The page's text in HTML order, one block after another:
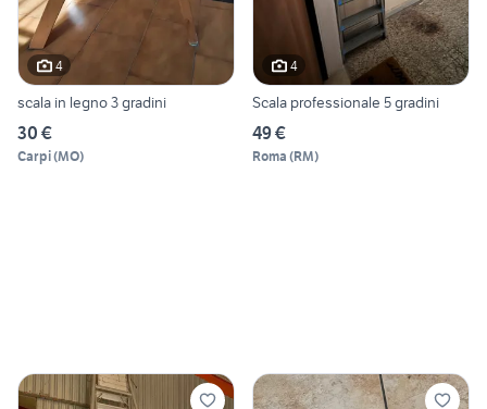
4
scala in legno 3 gradini
30 €
Carpi(MO)
4
Scala professionale 5 gradini
49 €
Roma (RM)